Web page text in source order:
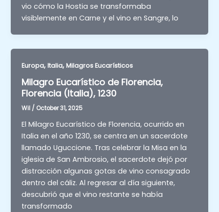
vio cómo la Hostia se transformaba
visiblemente en Carne y el vino en Sangre, lo
Europa,Italia,Milagros Eucarísticos
Milagro Eucarístico de Florencia,
Florencia (Italia), 1230
Wil / October 31, 2025
El Milagro Eucarístico de Florencia, ocurrido en
Italia en el año 1230, se centra en un sacerdote
llamado Uguccione. Tras celebrar la Misa en la
iglesia de San Ambrosio, el sacerdote dejó por
distracción algunas gotas de vino consagrado
dentro del cáliz. Al regresar al día siguiente,
descubrió que el vino restante se había
transformado